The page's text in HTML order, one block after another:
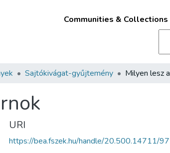
Communities & Collections
Sajtókivágat-gyűjtemény Milyen lesz
URI
https://bea.fszek.hu/handle/20.500.14711/